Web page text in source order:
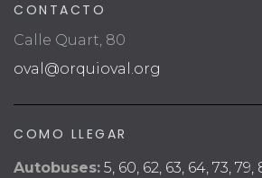
CONTACTO
Calle Quart, 80
oval@orquioval.org
COMO LLEGAR
Autobuses: 5, 60, 62, 63, 64, 73, 79,